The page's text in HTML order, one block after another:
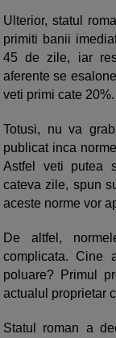
Ulterior, statul
primiti banii
45 de zile, iar
aferente se
veti primi cate 20%.
Totusi, nu va
publicat inca
Astfel veti putea
cateva zile, spun
aceste norme vor
De altfel,
complicata. Cine
poluare? Primul
actualul proprietar
Statul roman a